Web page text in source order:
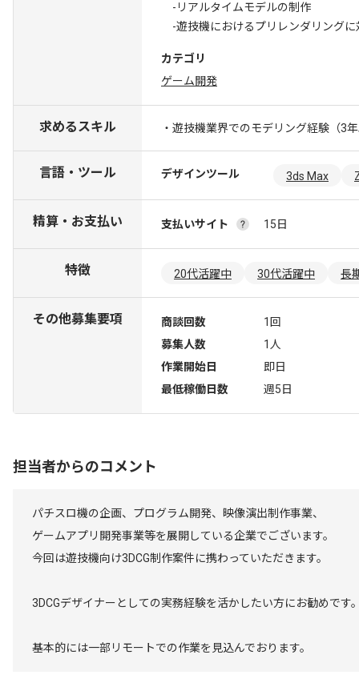
-リアルタイムモデルの制作
-遊技機におけるプリレンダリングに
カテゴリ
ゲーム開発
求めるスキル ・遊技機業界でのモデリング経験（3
言語・ツール デザインツール 3ds Max
精算・お支払い 支払いサイト 15日
特徴 20代活躍中 30代活躍中 長
その他募集要項 商談回数
1回
募集人数
1人
作業開始日
即日
最低稼働日数
週5日
担当者からのコメント
パチスロ機の企画、プログラム開発、映像演出制作事業、
ゲームアプリ開発事業等を展開している企業でございます。
今回は遊技機向け3DCG制作案件に携わっていただきます。
3DCGデザイナーとしての実務経験を活かしたい方にお勧めです
基本的には一部リモートでの作業を見込んでおります。